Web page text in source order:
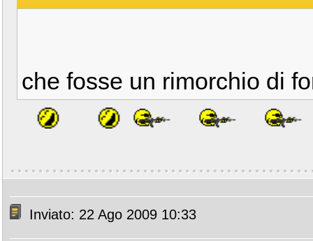
che fosse un rimorchio di
Inviato: 22 Ago 2009 10:33